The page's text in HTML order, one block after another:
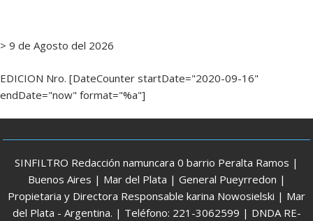
> 9 de Agosto del 2026
EDICION Nro. [DateCounter startDate="2020-09-16"
endDate="now" format="%a"]
SINFILTRO Redacción namuncara 0 barrio Peralta Ramos |
Buenos Aires | Mar del Plata | General Pueyrredon |
Propietaria y Directora Responsable karina Nowosielski | Mar
del Plata - Argentina. | Teléfono: 221-3062599 | DNDA RE-